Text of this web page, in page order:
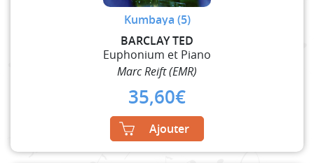
Kumbaya (5)
BARCLAY TED
Euphonium et Piano
Marc Reift (EMR)
35,60€
Ajouter